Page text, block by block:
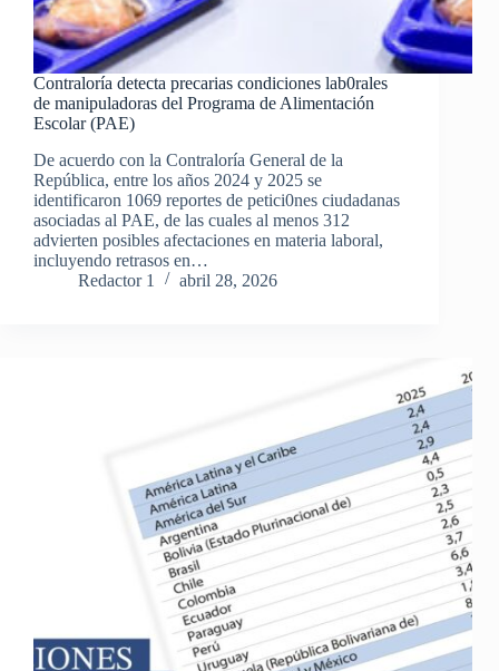
Contraloría detecta precarias condiciones lab0rales
de manipuladoras del Programa de Alimentación
Escolar (PAE)
De acuerdo con la Contraloría General de la
República, entre los años 2024 y 2025 se
identificaron 1069 reportes de petici0nes ciudadanas
asociadas al PAE, de las cuales al menos 312
advierten posibles afectaciones en materia laboral,
incluyendo retrasos en…
Redactor 1
abril 28, 2026